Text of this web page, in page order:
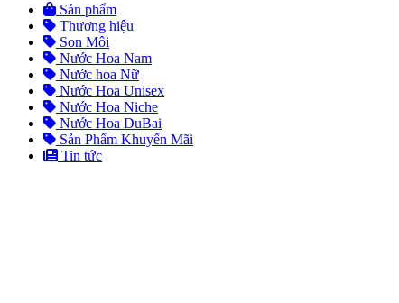
Sản phẩm
Thương hiệu
Son Môi
Nước Hoa Nam
Nước hoa Nữ
Nước Hoa Unisex
Nước Hoa Niche
Nước Hoa DuBai
Sản Phẩm Khuyến Mãi
Tin tức